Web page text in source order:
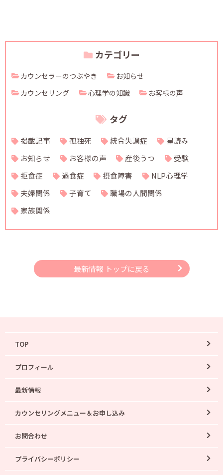
カテゴリー
カウンセラーのつぶやき
お知らせ
カウンセリング
心理学の知識 お客様の声
タグ
掲載記事 孤独死 統合失調症
星読み
お知らせ
お客様の声 産後うつ
受験
拒食症
過食症 摂食障害
NLP心理学
夫婦関係
子育て
職場の人間関係
家族関係
最新情報 トップに戻る
TOP
プロフィール
最新情報
カウンセリングメニュー＆お申し込み
お問合わせ
プライバシーポリシー